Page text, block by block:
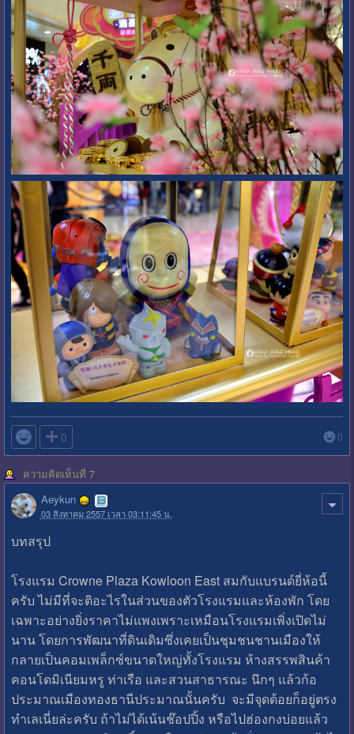
 0 0
ความคิดเห็นที่ 7
Aeykun
03 สิงหาคม 2557 เวลา 03:11:45 น.
บทสรุป
โรงแรม Crowne Plaza Kowloon East สมกับแบรนด์ยี่ห้อนี้
ครับ ไม่มีที่จะติอะไรในส่วนของตัวโรงแรมและห้องพัก โดย
เฉพาะอย่างยิ่งราคาไม่แพงเพราะเหมือนโรงแรมเพิ่งเปิดไม่
นาน โดยการพัฒนาที่ดินเดิมซึ่งเคยเป็นชุมชนชานเมืองให้
กลายเป็นคอมเพล็กซ์ขนาดใหญ่ทั้งโรงแรม ห้างสรรพสินค้า
คอนโดมิเนียมหรู ท่าเรือ และสวนสาธารณะ นึกๆ แล้วก้อ
ประมาณเมืองทองธานีประมาณนั้นครับ จะมีจุดด้อยก็อยู่ตรง
ทำเลเนี่ยล่ะครับ ถ้าไม่ได้เน้นช๊อปปิ้ง หรือไปฮ่องกงบ่อยแล้ว